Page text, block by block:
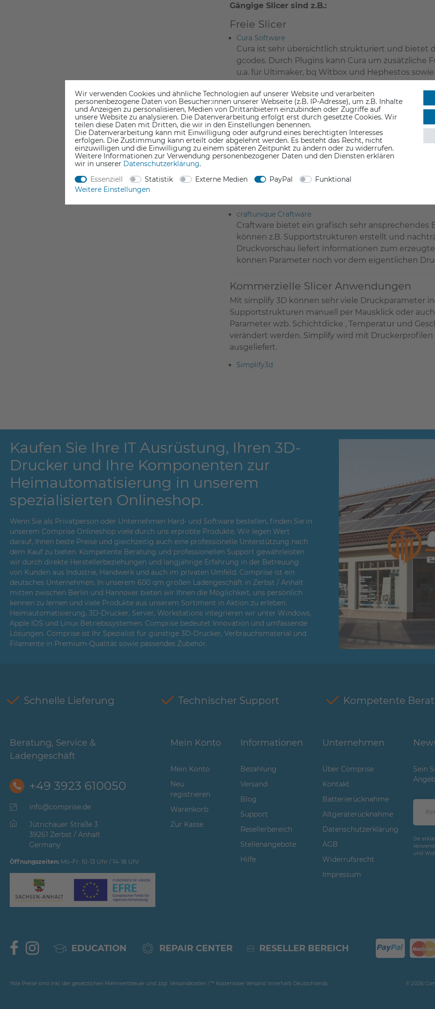
Gängige Slicer sind z.B.:
Freie Slicer
Cura Software
Cura ist sehr übersichtlich strukturiert und bietet
gcodes. Durch Plugins kann Cura um
u.a. für Ultimaker, bq Witbox und Hephestos
Slic3r
Slic3r bietet eine Vielzahl an Optionen und bietet
Vielzahl von Parametern um einen an das 3D
Kissclicer
*.STL Datei importieren und gcode erzeugen. Der
gerade bei Hobby Anwendern sehr beliebt.
Die Version für Drucker mit einem Extruder ist
Dollar.
craftunique Craftware
Craftware bietet ein grafisch sehr
können z.B. Supportstrukturen erstellt und
Druckvorschau liefert Informationen zum
können Parameter noch vor dem eigentlichen
Kommerzielle Slicer Anwendungen
Mit simplify 3D können sehr viele Druckparameter
Supportstrukturen manuell per Mausklick oder
Parameter wzb. Schichtdicke , Temperatur und
verändert werden. Simplify wird mit
ausgeliefert.
Simplify3d
Kaufen Sie Ihre IT Ausrüstung, Ihren 3D-
Drucker und Ihre Komponenten zur
Heimautomatisierung in unserem
spezialisierten Onlineshop.
Wenn Sie als Privatperson oder Unternehmen Hard- und Software bestellen, finden Sie in
unserem Comprise Onlineshop viele durch uns erprobte Produkte. Wir legen Wert
darauf, Ihnen beste Preise und gleichzeitig auch eine professionelle Unterstützung nach
dem Kauf zu bieten. Kompetente Beratung und professionellen Support gewährleisten
wir durch direkte Herstellerbeziehungen und langjährige Erfahrung in der Betreuung
von Kunden aus Industrie, Handwerk und auch im privaten Umfeld. Comprise ist ein
deutsches Unternehmen. In unserem 600 qm großen Ladengeschäft in Zerbst / Anhalt
mitten zwischen Berlin und Hannover bieten wir Ihnen die Möglichkeit, uns persönlich
kennen zu lernen und viele Produkte aus unserem Sortiment in Aktion zu erleben.
Heimautomatisierung, 3D-Drucker, Server, Workstations integrieren wir unter Windows,
Apple IOS und Linux Betriebssystemen. Comprise bedeutet Innovation und umfassende
Lösungen. Comprise ist Ihr Spezialist für günstige 3D-Drucker, Verbrauchsmaterial und
Filamente in Premium-Qualität sowie passendes Zubehör.
Schnelle Lieferung Technischer Support Kompetente
Beratung, Service &
Ladengeschäft
+49 3923 610050
info@comprise.de
Jütrichauer Straße 3
39261 Zerbst / Anhalt
Germany
Öffnungszeiten: Mo-Fr: 10-13 Uhr / 14-18 Uhr
Mein Konto
Mein Konto
Neu
registrieren
Warenkorb
Zur Kasse
Informationen
Bezahlung
Versand
Blog
Support
Resellerbereich
Stellenangebote
Hilfe
Unternehmen
Über Comprise
Kontakt
Batterierücknahme
Altgeräterücknahme
Datenschutzerklärung
AGB
Widerrufsrecht
Impressum
Sein
Sie
und
EDUCATION REPAIR CENTER RESELLER BEREICH
*Alle Preise sind inkl. der gesetzlichen Mehrwertsteuer und zzgl. Versandkosten / ** Kostenloser Versand innerhalb Deutschlands © 2026
Wir verwenden Cookies und ähnliche Technologien auf unserer Website und verarbeiten
personenbezogene Daten von Besucher:innen unserer Webseite (z.B. IP-Adresse), um z.B. Inhalte
und Anzeigen zu personalisieren, Medien von Drittanbietern einzubinden oder Zugriffe auf
unsere Website zu analysieren. Die Datenverarbeitung erfolgt erst durch gesetzte Cookies. Wir
teilen diese Daten mit Dritten, die wir in den Einstellungen benennen.
Die Datenverarbeitung kann mit Einwilligung oder aufgrund eines berechtigten Interesses
erfolgen. Die Zustimmung kann erteilt oder abgelehnt werden. Es besteht das Recht, nicht
einzuwilligen und die Einwilligung zu einem späteren Zeitpunkt zu ändern oder zu widerrufen.
Weitere Informationen zur Verwendung personenbezogener Daten und den Diensten erklären
wir in unserer Daten­schutz­erklärung.
Essenziell
Statistik Externe Medien PayPal
Funktional
Weitere Einstellungen